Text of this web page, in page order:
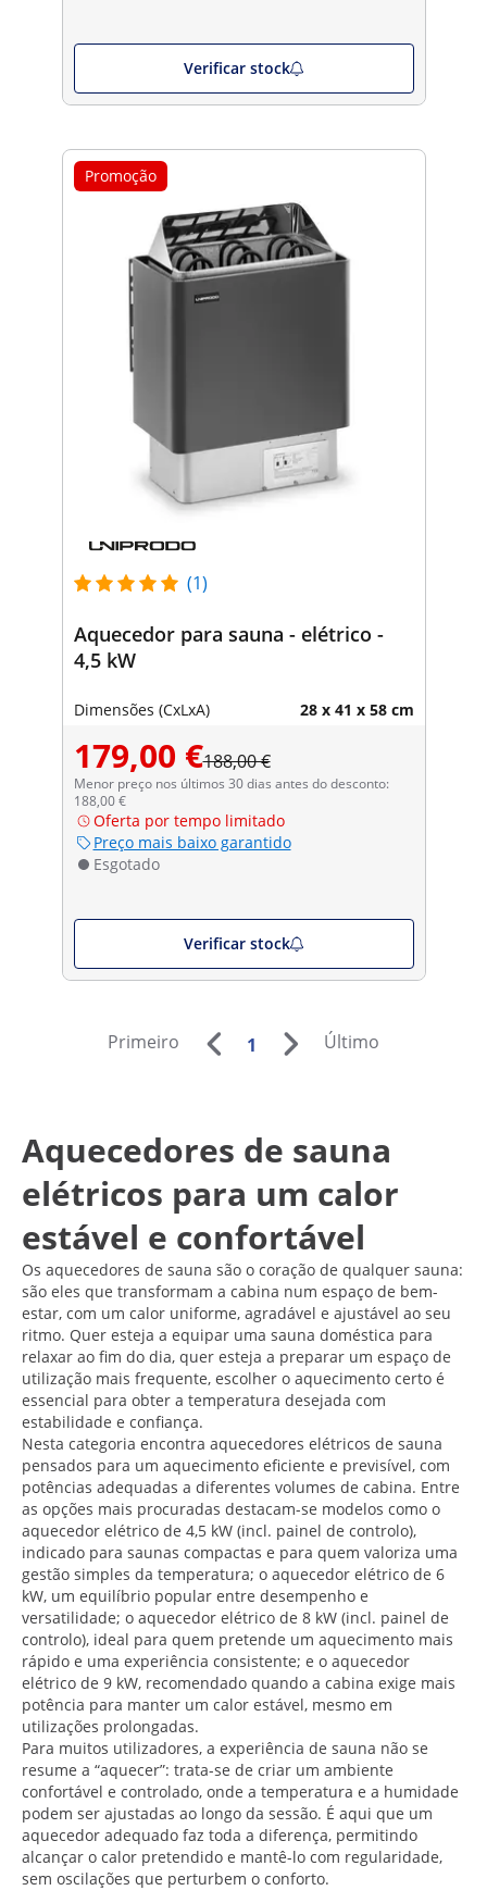
Verificar stock
Promoção
(1)
Aquecedor para sauna - elétrico -
4,5 kW
Dimensões (CxLxA) 28 x 41 x 58 cm
179,00 €188,00 €
Menor preço nos últimos 30 dias antes do desconto:
188,00 €
Oferta por tempo limitado
Preço mais baixo garantido
Esgotado
Verificar stock
Primeiro 1 Último
Aquecedores de sauna
elétricos para um calor
estável e confortável
Os aquecedores de sauna são o coração de qualquer sauna:
são eles que transformam a cabina num espaço de bem-
estar, com um calor uniforme, agradável e ajustável ao seu
ritmo. Quer esteja a equipar uma sauna doméstica para
relaxar ao fim do dia, quer esteja a preparar um espaço de
utilização mais frequente, escolher o aquecimento certo é
essencial para obter a temperatura desejada com
estabilidade e confiança.
Nesta categoria encontra aquecedores elétricos de sauna
pensados para um aquecimento eficiente e previsível, com
potências adequadas a diferentes volumes de cabina. Entre
as opções mais procuradas destacam-se modelos como o
aquecedor elétrico de 4,5 kW (incl. painel de controlo),
indicado para saunas compactas e para quem valoriza uma
gestão simples da temperatura; o aquecedor elétrico de 6
kW, um equilíbrio popular entre desempenho e
versatilidade; o aquecedor elétrico de 8 kW (incl. painel de
controlo), ideal para quem pretende um aquecimento mais
rápido e uma experiência consistente; e o aquecedor
elétrico de 9 kW, recomendado quando a cabina exige mais
potência para manter um calor estável, mesmo em
utilizações prolongadas.
Para muitos utilizadores, a experiência de sauna não se
resume a “aquecer”: trata-se de criar um ambiente
confortável e controlado, onde a temperatura e a humidade
podem ser ajustadas ao longo da sessão. É aqui que um
aquecedor adequado faz toda a diferença, permitindo
alcançar o calor pretendido e mantê-lo com regularidade,
sem oscilações que perturbem o conforto.